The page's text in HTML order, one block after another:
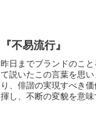
『不易流行』
昨日までブランドのこ
て説いたこの言葉を思
り、俳諧の実現すべき
揮し、不断の変貌を意